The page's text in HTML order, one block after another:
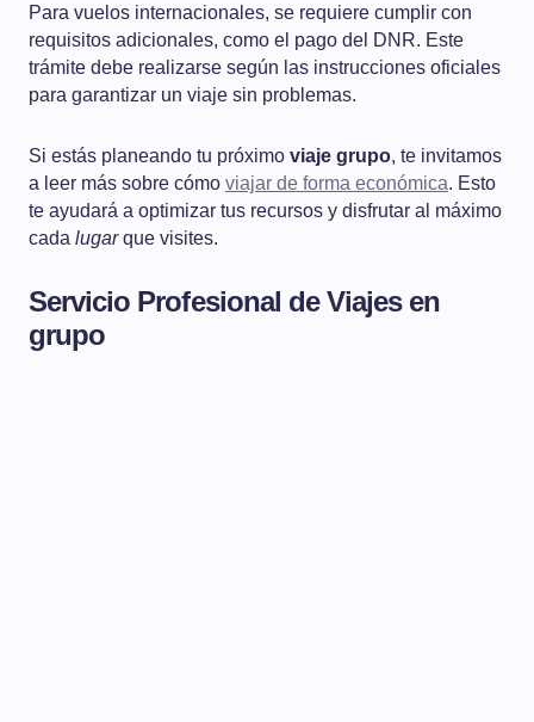
Para vuelos internacionales, se requiere cumplir con
requisitos adicionales, como el pago del DNR. Este
trámite debe realizarse según las instrucciones oficiales
para garantizar un viaje sin problemas.
Si estás planeando tu próximo viaje grupo, te invitamos
a leer más sobre cómo viajar de forma económica. Esto
te ayudará a optimizar tus recursos y disfrutar al máximo
cada lugarque visites.
Servicio Profesional de Viajes en
grupo